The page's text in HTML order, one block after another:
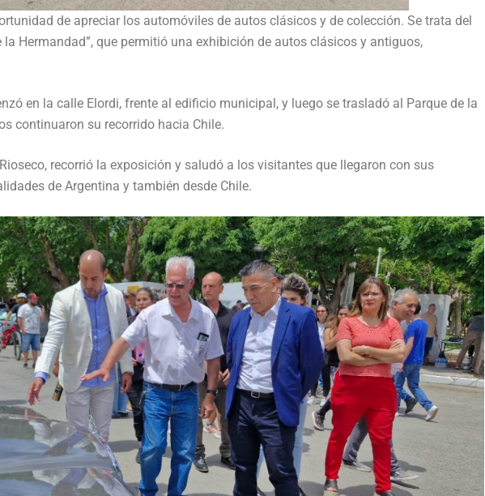
de apreciar los automóviles de autos clásicos y de colección. Se trata del
la Hermandad”, que permitió una exhibición de autos clásicos y antiguos,
en la calle Elordi, frente al edificio municipal, y luego se trasladó al Parque de la
continuaron su recorrido hacia Chile.
recorrió la exposición y saludó a los visitantes que llegaron con sus
de Argentina y también desde Chile.